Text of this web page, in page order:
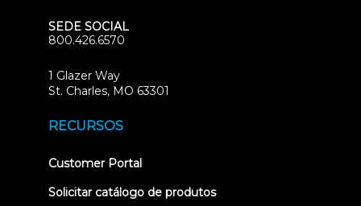
SEDE SOCIAL
800.426.6570
1 Glazer Way
St. Charles, MO 63301
RECURSOS
Customer Portal(opens
new
Solicitar catálogo de produtos